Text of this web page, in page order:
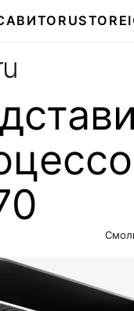
АВИТО RUSTORE